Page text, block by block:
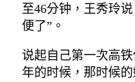
至46分钟，王秀玲
便了”。
说起自己第一次高
年的时候，那时候